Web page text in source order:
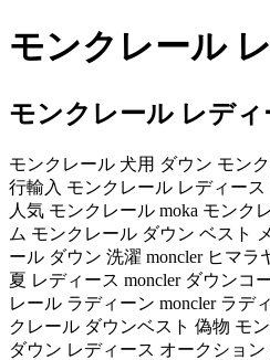
モンクレール
モンクレール レディ
モンクレール 犬用 ダウン モン
行輸入 モンクレール レディー
人気 モンクレール moka モンク
ム モンクレール ダウン ベスト
ール ダウン 洗濯 moncler ヒマラ
夏 レディース moncler ダウンコ
レール ラディーン moncler ラデ
クレール ダウンベスト 偽物 モ
ダウン レディース オークショ